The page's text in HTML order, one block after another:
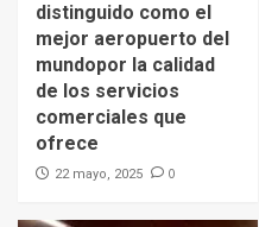
distinguido como el
mejor aeropuerto del
mundopor la calidad
de los servicios
comerciales que
ofrece
22 mayo, 2025 0